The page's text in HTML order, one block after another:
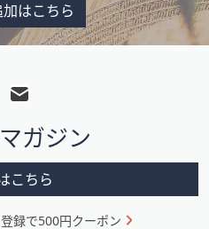
はこちら
ガジン
こちら
録で500円クーポン